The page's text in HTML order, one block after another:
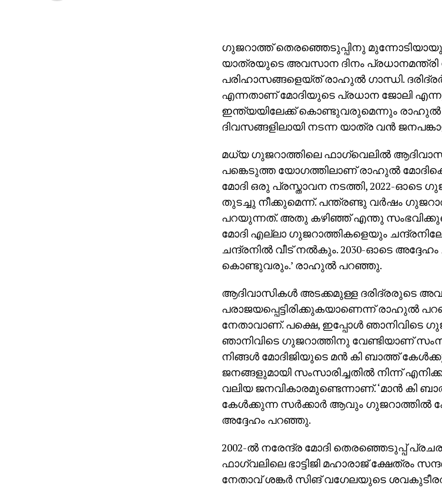
ഗുജറാത്ത് തെരഞ്ഞെടുപ്പിനു
യാത്രയുടെ അവസാന ദിനം പ്രധാനമന്ത്രി
പരിഹാസങ്ങളെയ്ത് രാഹുല്‍ ഗാന്ധി.
എന്നതാണ് മോദിയുടെ പ്രധാന ജോലി എന്നും
ഇന്ത്യയിലേക്ക് കൊണ്ടുവരുമെന്നും രാഹുല്‍
ദിവസങ്ങളിലായി നടന്ന യാത്ര വന്‍
മധ്യ ഗുജറാത്തിലെ ഫാഗ്‌വെലില്‍
പങ്കെടുത്ത യോഗത്തിലാണ് രാഹുല്‍
മോദി ഒരു പ്രസ്താവന നടത്തി, 2022-ഓടെ
തുടച്ചു നീക്കുമെന്ന്. പന്ത്രണ്ടു വര്‍ഷം
പറയുന്നത്. അതു കഴിഞ്ഞ് എന്തു
മോദി എല്ലാ ഗുജറാത്തികളെയും
ചന്ദ്രനില്‍ വീട് നല്‍കും. 2030-ഓടെ
കൊണ്ടുവരും.’ രാഹുല്‍ പറഞ്ഞു.
ആദിവാസികള്‍ അടക്കമുള്ള ദരിദ്രരുടെ
പരാജയപ്പെട്ടിരിക്കുകയാണെന്ന്
നേതാവാണ്. പക്ഷെ, ഇപ്പോള്‍ ഞാനിവിടെ
ഞാനിവിടെ ഗുജറാത്തിനു വേണ്ടിയാണ്
നിങ്ങള്‍ മോദിജിയുടെ മന്‍ കി ബാത്ത്
ജനങ്ങളുമായി സംസാരിച്ചതില്‍ നിന്ന്
വലിയ ജനവികാരമുണ്ടെന്നാണ്. ‘മാന്‍ കി
കേള്‍ക്കുന്ന സര്‍ക്കാര്‍ ആവും ഗുജറാത്തില്‍
അദ്ദേഹം പറഞ്ഞു.
2002-ല്‍ നരേന്ദ്ര മോദി തെരഞ്ഞെടുപ്പ്
ഫാഗ്‌വലിലെ ഭാട്ടിജി മഹാരാജ്
നേതാവ് ശങ്കര്‍ സിങ് വഗേലയുടെ